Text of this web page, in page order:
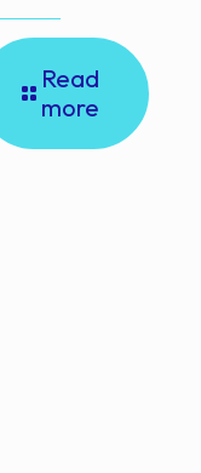
Read
more